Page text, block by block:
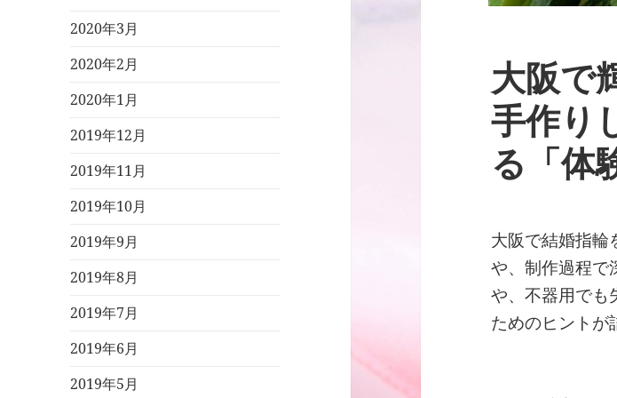
2020年3月
2020年2月
2020年1月
2019年12月
2019年11月
2019年10月
2019年9月
2019年8月
2019年7月
2019年6月
2019年5月
大阪で
手作り
る「体
大阪で結婚指輪
や、制作過程で
や、不器用でも
ためのヒントが